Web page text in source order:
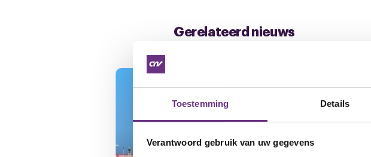
Toestemming Details
Verantwoord gebruik van uw gegevens
Gerelateerd nieuws